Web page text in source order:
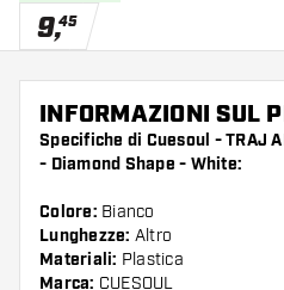
9,45
INFORMAZIONI SUL
Specifiche di Cuesoul - TRAJ
- Diamond Shape - White:
Colore: Bianco
Lunghezze: Altro
Materiali: Plastica
Marca: CUESOUL